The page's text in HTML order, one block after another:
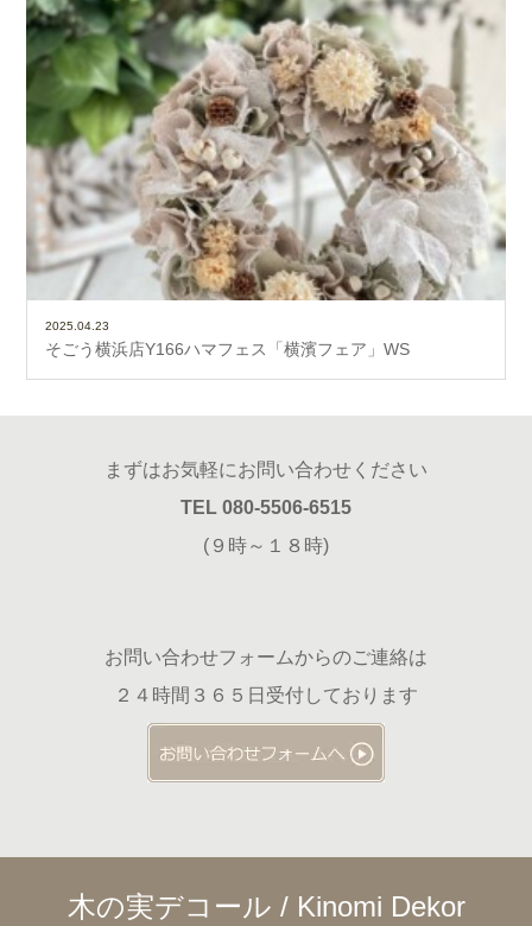
2025.04.23
そごう横浜店Y166ハマフェス「横濱フェア」WS
まずはお気軽にお問い合わせください
TEL 080-5506-6515
(９時～１８時)
お問い合わせフォームからのご連絡は
２４時間３６５日受付しております
木の実デコール / Kinomi Dekor